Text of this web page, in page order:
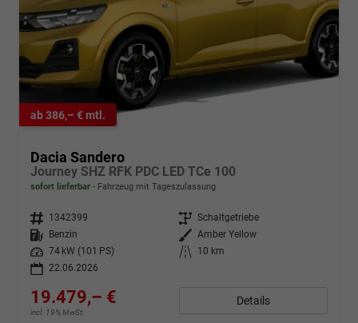
ab 386,– € mtl.
Dacia Sandero
Journey SHZ RFK PDC LED TCe 100
sofort lieferbar Fahrzeug mit Tageszulassung
Fahrzeugnr. 1342399 Getriebe Schaltgetriebe
Kraftstoff
Benzin Außenfarbe Amber Yellow
Leistung
74 kW (101 PS) Kilometerstand
10 km
22.06.2026
19.479,– €
incl. 19% MwSt.
Details